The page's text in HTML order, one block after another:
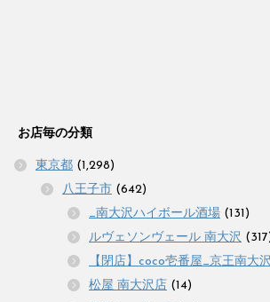
お店毎の分類
東京都 (1,298)
八王子市 (642)
_南大沢ハイボール酒場 (131)
ルヴェソンヴェール 南大沢
【閉店】coco壱番屋_京王南大
松屋 南大沢店 (14)